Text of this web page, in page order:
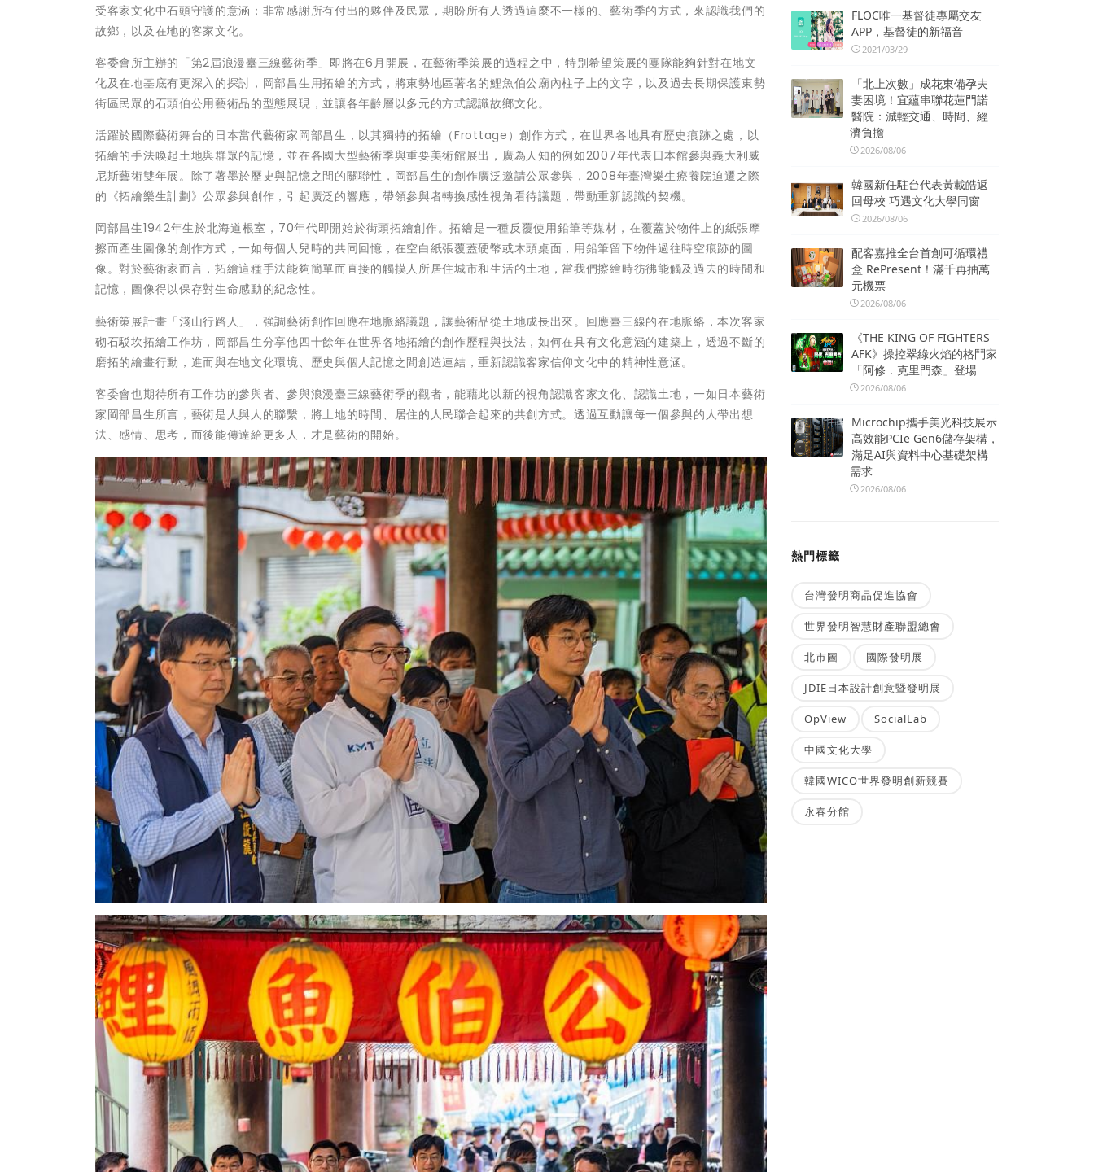
受客家文化中石頭守護的意涵；非常感謝所有付出的夥伴及民眾，期盼所有人透過這麼不一樣的、藝術季的方式，來認識我們的
故鄉，以及在地的客家文化。
客委會所主辦的「第2屆浪漫臺三線藝術季」即將在6月開展，在藝術季策展的過程之中，特別希望策展的團隊能夠針對在地文
化及在地基底有更深入的探討，岡部昌生用拓繪的方式，將東勢地區著名的鯉魚伯公廟內柱子上的文字，以及過去長期保護東勢
街區民眾的石頭伯公用藝術品的型態展現，並讓各年齡層以多元的方式認識故鄉文化。
活躍於國際藝術舞台的日本當代藝術家岡部昌生，以其獨特的拓繪（Frottage）創作方式，在世界各地具有歷史痕跡之處，以
拓繪的手法喚起土地與群眾的記憶，並在各國大型藝術季與重要美術館展出，廣為人知的例如2007年代表日本館參與義大利威
尼斯藝術雙年展。除了著墨於歷史與記憶之間的關聯性，岡部昌生的創作廣泛邀請公眾參與，2008年臺灣樂生療養院迫遷之際
的《拓繪樂生計劃》公眾參與創作，引起廣泛的響應，帶領參與者轉換感性視角看待議題，帶動重新認識的契機。
岡部昌生1942年生於北海道根室，70年代即開始於街頭拓繪創作。拓繪是一種反覆使用鉛筆等媒材，在覆蓋於物件上的紙張摩
擦而產生圖像的創作方式，一如每個人兒時的共同回憶，在空白紙張覆蓋硬幣或木頭桌面，用鉛筆留下物件過往時空痕跡的圖
像。對於藝術家而言，拓繪這種手法能夠簡單而直接的觸摸人所居住城市和生活的土地，當我們擦繪時彷彿能觸及過去的時間和
記憶，圖像得以保存對生命感動的紀念性。
藝術策展計畫「淺山行路人」，強調藝術創作回應在地脈絡議題，讓藝術品從土地成長出來。回應臺三線的在地脈絡，本次客家
砌石駁坎拓繪工作坊，岡部昌生分享他四十餘年在世界各地拓繪的創作歷程與技法，如何在具有文化意涵的建築上，透過不斷的
磨拓的繪畫行動，進而與在地文化環境、歷史與個人記憶之間創造連結，重新認識客家信仰文化中的精神性意涵。
客委會也期待所有工作坊的參與者、參與浪漫臺三線藝術季的觀者，能藉此以新的視角認識客家文化、認識土地，一如日本藝術
家岡部昌生所言，藝術是人與人的聯繫，將土地的時間、居住的人民聯合起來的共創方式。透過互動讓每一個參與的人帶出想
法、感情、思考，而後能傳達給更多人，才是藝術的開始。
FLOC唯一基督徒專屬交友
APP，基督徒的新福音
2021/03/29
「北上次數」成花東備孕夫
妻困境！宜蘊串聯花蓮門諾
醫院：減輕交通、時間、經
濟負擔
2026/08/06
韓國新任駐台代表黃載皓返
回母校 巧遇文化大學同窗
2026/08/06
配客嘉推全台首創可循環禮
盒 RePresent！滿千再抽萬
元機票
2026/08/06
《THE KING OF FIGHTERS
AFK》操控翠綠火焰的格鬥家
「阿修．克里門森」登場
2026/08/06
Microchip攜手美光科技展示
高效能PCIe Gen6儲存架構，
滿足AI與資料中心基礎架構
需求
2026/08/06
熱門標籤
台灣發明商品促進協會
世界發明智慧財產聯盟總會
北市圖 國際發明展
JDIE日本設計創意暨發明展
OpView SocialLab
中國文化大學
韓國WICO世界發明創新競賽
永春分館